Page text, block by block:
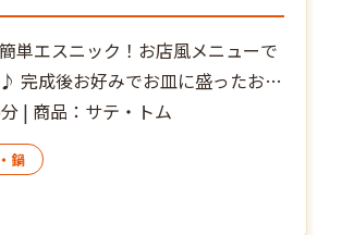
単エスニック！お店風メニューで
完成後お好みでお皿に盛ったお料
・トム小さじ１程度をのせ”追い
れば、辛さとレモングラスの香り
大満足！
| 商品：サテ・トム
鍋